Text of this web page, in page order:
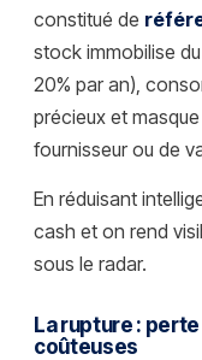
constitué de
stock immobilise
20% par an),
précieux et
fournisseur ou de
En réduisant
cash et on rend
sous le radar.
La rupture :
coûteuses